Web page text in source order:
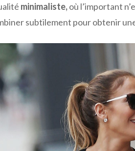
minimaliste,où l’important
subtilement pour obtenir